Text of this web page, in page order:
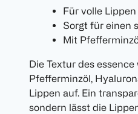
Für volle
Sorgt für einen
Mit
Die Textur des
Pfefferminzöl,
Lippen auf. Ein
sondern lässt die